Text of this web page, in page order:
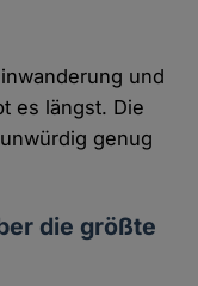
und
es längst. Die
genug
die größte